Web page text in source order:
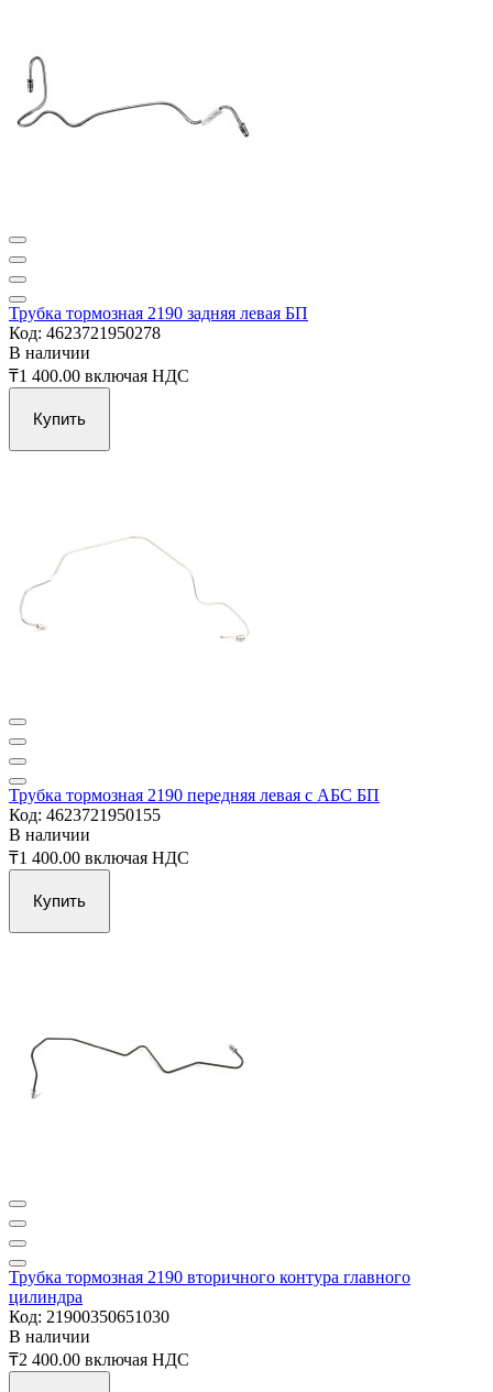
Трубка тормозная 2190 задняя левая БП
Код: 4623721950278
В наличии
₸1 400.00 включая НДС
Купить
Трубка тормозная 2190 передняя левая с АБС БП
Код: 4623721950155
В наличии
₸1 400.00 включая НДС
Купить
Трубка тормозная 2190 вторичного контура главного
цилиндра
Код: 21900350651030
В наличии
₸2 400.00 включая НДС